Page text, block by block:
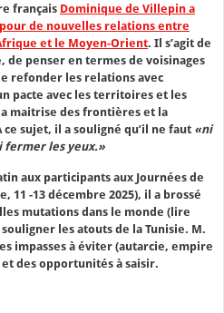
français Dominique de Villepin a
de nouvelles relations entre
et le Moyen-Orient. Il s’agit de
de penser en termes de voisinages
refonder les relations avec
pacte avec les territoires et les
maitrise des frontières et la
sujet, il a souligné qu’il ne faut «ni
les yeux.»
aux participants aux Journées de
11 -13 décembre 2025), il a brossé
mutations dans le monde (lire
les atouts de la Tunisie. M.
impasses à éviter (autarcie, empire
des opportunités à saisir.